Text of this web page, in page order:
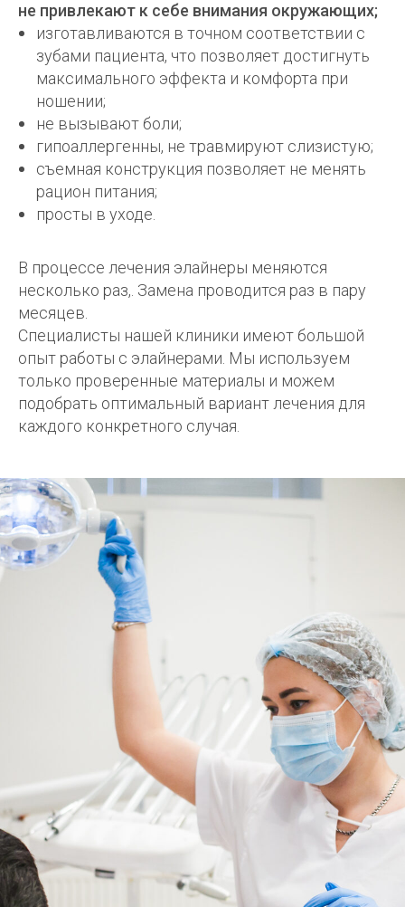
не привлекают к себе внимания окружающих;
изготавливаются в точном соответствии с
зубами пациента, что позволяет достигнуть
максимального эффекта и комфорта при
ношении;
не вызывают боли;
гипоаллергенны, не травмируют слизистую;
съемная конструкция позволяет не менять
рацион питания;
просты в уходе.
В процессе лечения элайнеры меняются
несколько раз,. Замена проводится раз в пару
месяцев.
Специалисты нашей клиники имеют большой
опыт работы с элайнерами. Мы используем
только проверенные материалы и можем
подобрать оптимальный вариант лечения для
каждого конкретного случая.